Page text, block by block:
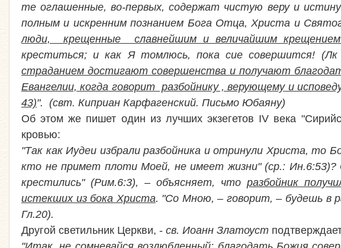
те оглашенные, во-первых, содержат чистую веру и
полным и искренним познанием Бога Отца, Христа и
люди, крещенные славнейшим и величайшим
креститься; и как Я томлюсь, пока сие совершится!
страданием достигают совершенства и получают
Евангелии, когда говорит разбойнику , верующему и
43)". (свт. Киприан Карфагенский. Письмо Юбаяну)
Об этом же пишет один из лучших экзегетов IV века
кровью:
"Так как Иудеи избрали разбойника и отринули Христа, то
кто не примет плоти Моей, не имеет жизни" (ср.:
крестились" (Рим.6:3), – объясняет, чторазбойник
истекших из бока Христа. "Со Мною, – говорит, – будешь в
Гл.20).
Другой светильник Церкви, - св. Иоанн Златоуст